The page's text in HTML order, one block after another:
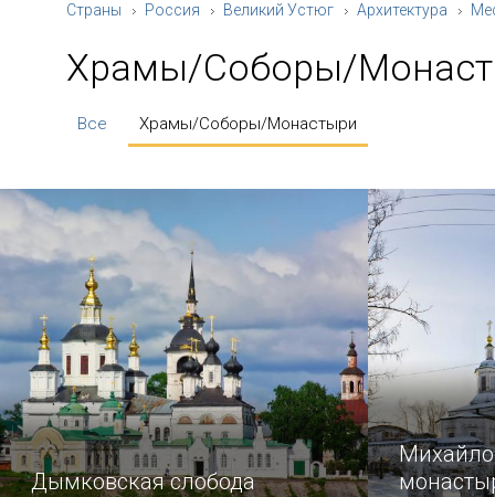
Страны Россия Великий Устюг Архитектура
Храмы/Соборы/
Все Храмы/Соборы/Монастыри
Дымковская слобода